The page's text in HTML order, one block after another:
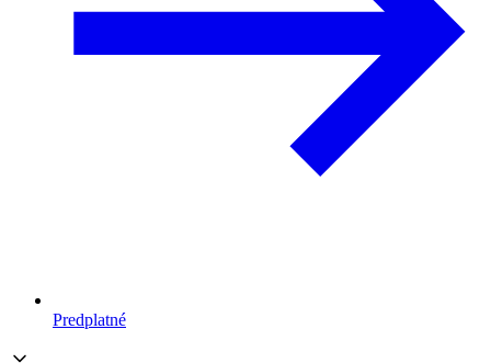
Predplatné